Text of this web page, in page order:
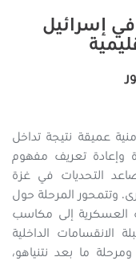
في إسرائيل
عميقة نتيجة تداخل
وإعادة تعريف مفهوم
التحديات في غزة
وتتمحور المرحلة حول
العسكرية إلى مكاسب
الانقسامات الداخلية
ما بعد نتنياهو،